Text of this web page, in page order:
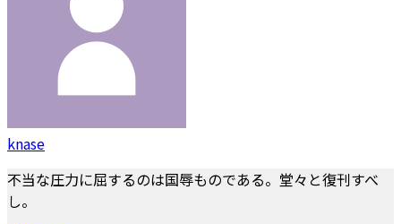
knase
不当な圧力に屈するのは国辱ものである。堂々と復刊すべ
し。